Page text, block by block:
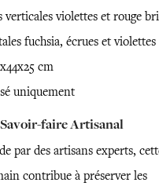
violettes et rouge
fuchsia, écrues et violettes
cm
uniquement
faire Artisanal
par des artisans experts,
contribue à préserver les